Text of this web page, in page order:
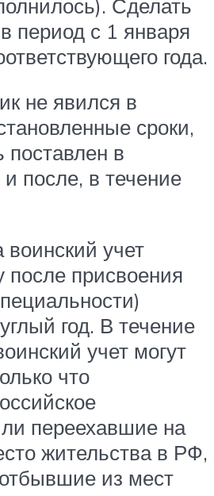
Сделать
период с 1 января
года.
не явился в
сроки,
в
после, в течение
воинский учет
присвоения
год. В течение
учет могут
что
переехавшие на
жительства в РФ,
из мест